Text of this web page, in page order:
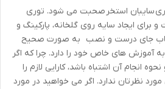
سایبان استخر صحبت می شود. توری
ایجاد سایه روی گلخانه، پارکینگ و
جای درست و نصب به صورت صحیح
آموزش های خاص خود را دارد. چرا که اگر
انجام آن اشتباه باشد، کارایی لازم را
نظرتان ندارد. اگر می خواهید در مورد